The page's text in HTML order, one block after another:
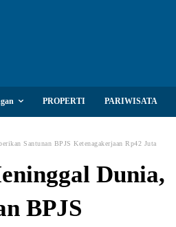
PROPERTI PARIWISATA
Santunan BPJS Ketenagakerjaan Rp42 Juta
Dunia,
BPJS